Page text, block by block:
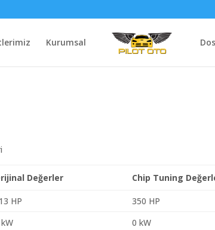
Kurumsal
Değerler Chip Tuning
HP
350 HP
0 kW